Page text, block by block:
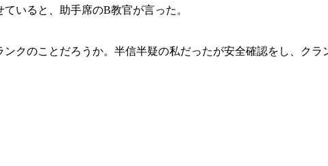
いると、助手席のB教官が言った。
クのことだろうか。半信半疑の私だったが安全確認をし、クラ